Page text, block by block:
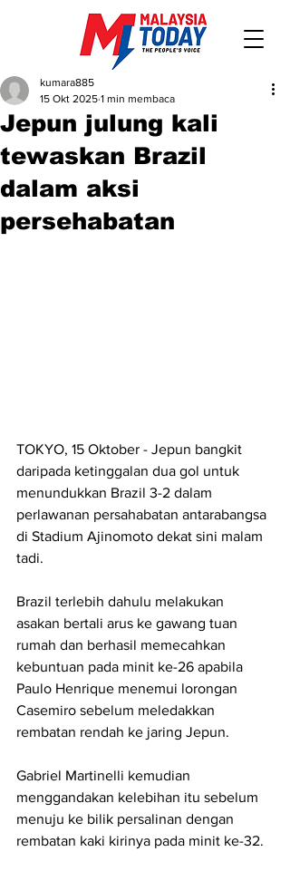
Jepun julung kali
tewaskan Brazil
dalam aksi
persehabatan
kumara885
15 Okt 2025 1 min membaca
TOKYO, 15 Oktober - Jepun bangkit
daripada ketinggalan dua gol untuk
menundukkan Brazil 3-2 dalam
perlawanan persahabatan antarabangsa
di Stadium Ajinomoto dekat sini malam
tadi.
Brazil terlebih dahulu melakukan
asakan bertali arus ke gawang tuan
rumah dan berhasil memecahkan
kebuntuan pada minit ke-26 apabila
Paulo Henrique menemui lorongan
Casemiro sebelum meledakkan
rembatan rendah ke jaring Jepun.
Gabriel Martinelli kemudian
menggandakan kelebihan itu sebelum
menuju ke bilik persalinan dengan
rembatan kaki kirinya pada minit ke-32.